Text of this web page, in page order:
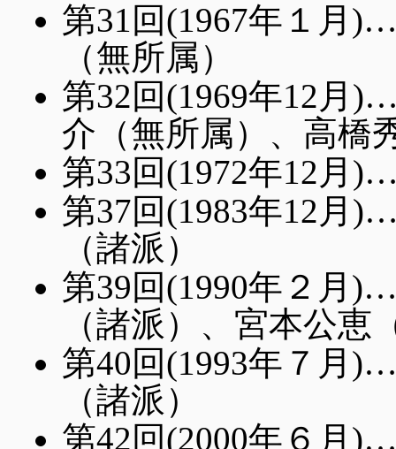
第31回(1967年１月
（無所属）
第32回(1969年12月
介（無所属）、高橋
第33回(1972年12月
第37回(1983年12月
（諸派）
第39回(1990年２月
（諸派）、宮本公
第40回(1993年７月
（諸派）
第42回(2000年６月